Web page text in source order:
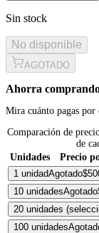
Sin stock
No disponible
AGOTADO
Ahorra
Mira cuánto pagas por
Comparación de
de
Unidades
Precio
1 unidadAgotado
10 unidadesAgotado
20 unidades
100 unidades